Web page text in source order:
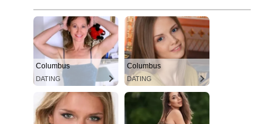
Columbus
DATING
Columbus
DATING